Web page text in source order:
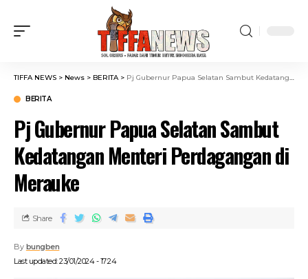
TIFFA NEWS > News > BERITA> Pj Gubernur Papua Selatan Sambut Kedatangan Menteri Perdagangan di Merauke
BERITA
Pj Gubernur Papua Selatan Sambut
Kedatangan Menteri Perdagangan di
Merauke
Last updated: 23/01/2024 - 17:24
By bungben
Share